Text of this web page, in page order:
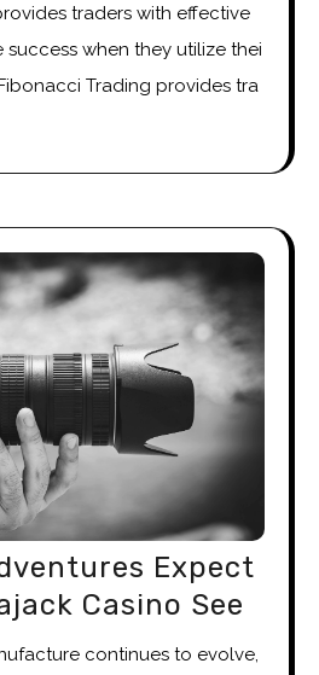
traders with effective
when they utilize thei
Trading provides tra
Expect
Casino See
continues to evolve,